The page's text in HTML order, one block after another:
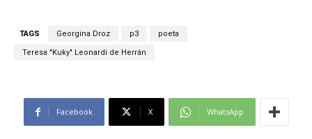
TAGS Georgina Droz p3 poeta
Teresa "Kuky" Leonardi de Herrán
Facebook X WhatsApp